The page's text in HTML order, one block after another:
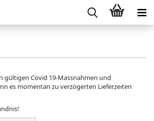
gültigen Covid 19-Massnahmen und
es momentan zu verzögerten Lieferzeiten